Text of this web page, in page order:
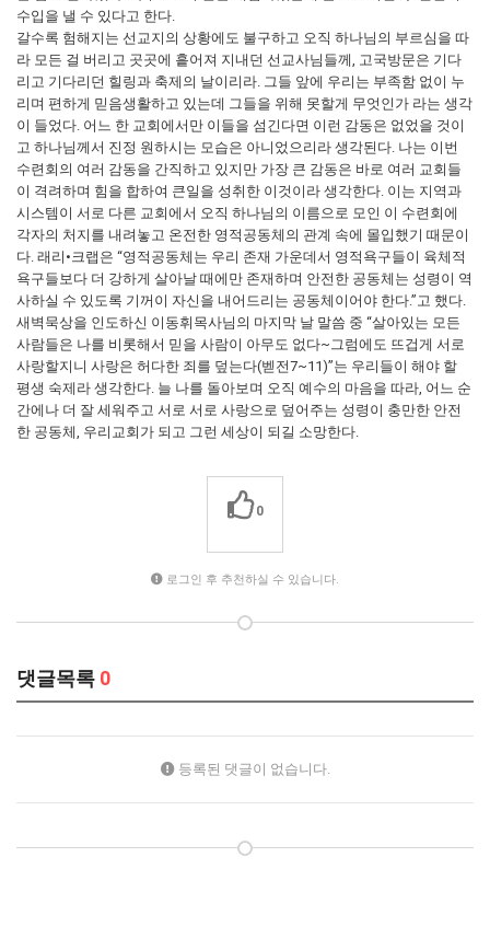
수입을 낼 수 있다고 한다.
갈수록 험해지는 선교지의 상황에도 불구하고 오직 하나님의 부르심을 따
라 모든 걸 버리고 곳곳에 흩어져 지내던 선교사님들께, 고국방문은 기다
리고 기다리던 힐링과 축제의 날이리라. 그들 앞에 우리는 부족함 없이 누
리며 편하게 믿음생활하고 있는데 그들을 위해 못할게 무엇인가 라는 생각
이 들었다. 어느 한 교회에서만 이들을 섬긴다면 이런 감동은 없었을 것이
고 하나님께서 진정 원하시는 모습은 아니었으리라 생각된다. 나는 이번
수련회의 여러 감동을 간직하고 있지만 가장 큰 감동은 바로 여러 교회들
이 격려하며 힘을 합하여 큰일을 성취한 이것이라 생각한다. 이는 지역과
시스템이 서로 다른 교회에서 오직 하나님의 이름으로 모인 이 수련회에
각자의 처지를 내려놓고 온전한 영적공동체의 관계 속에 몰입했기 때문이
다. 래리•크랩은 “영적공동체는 우리 존재 가운데서 영적욕구들이 육체적
욕구들보다 더 강하게 살아날 때에만 존재하며 안전한 공동체는 성령이 역
사하실 수 있도록 기꺼이 자신을 내어드리는 공동체이어야 한다.”고 했다.
새벽묵상을 인도하신 이동휘목사님의 마지막 날 말씀 중 “살아있는 모든
사람들은 나를 비롯해서 믿을 사람이 아무도 없다~그럼에도 뜨겁게 서로
사랑할지니 사랑은 허다한 죄를 덮는다(벧전7~11)”는 우리들이 해야 할
평생 숙제라 생각한다. 늘 나를 돌아보며 오직 예수의 마음을 따라, 어느 순
간에나 더 잘 세워주고 서로 서로 사랑으로 덮어주는 성령이 충만한 안전
한 공동체, 우리교회가 되고 그런 세상이 되길 소망한다.
0
로그인 후 추천하실 수 있습니다.
댓글목록 0
등록된 댓글이 없습니다.